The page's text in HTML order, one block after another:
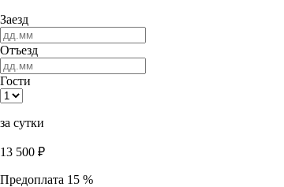
Заезд
Отъезд
Гости
за сутки
13 500 ₽
Предоплата 15 %